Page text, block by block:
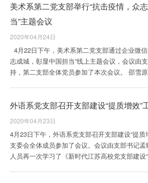
美术系第二党支部举行“抗击疫情，众
当”主题会议
2020年04月24日
4月22日下午，美术系第二党支部通过企业微
志成城，彰显中国担当”线上主题会议，会议由
持，第二支部全体党员参加了本次会议。 邵雪
外语系党支部召开支部建设“提质增效”
2020年04月23日
4月23日下午，外语系党支部召开支部建设“提质
支委会全体成员参加了会议。会议由支部书记
人员再一次学习了《新时代江苏高校党支部建设